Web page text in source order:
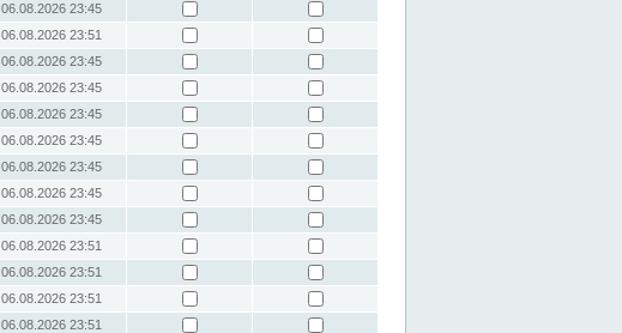
06.08.2026 23:45
06.08.2026 23:51
06.08.2026 23:45
06.08.2026 23:45
06.08.2026 23:45
06.08.2026 23:45
06.08.2026 23:45
06.08.2026 23:45
06.08.2026 23:45
06.08.2026 23:51
06.08.2026 23:51
06.08.2026 23:51
06.08.2026 23:51